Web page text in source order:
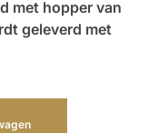
met hopper van
geleverd met